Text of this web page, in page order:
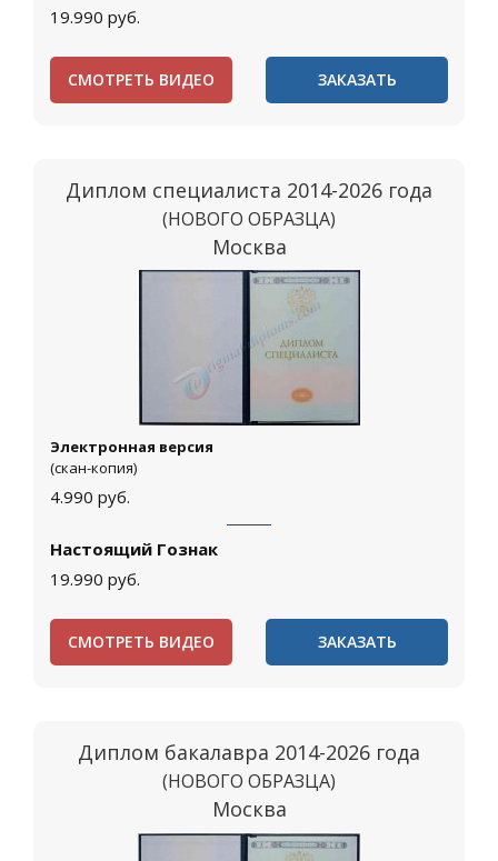
19.990 руб.
СМОТРЕТЬ ВИДЕО ЗАКАЗАТЬ
Диплом специалиста 2014-2026 года
(НОВОГО ОБРАЗЦА)
Москва
Электронная версия
(скан-копия)
4.990 руб.
Настоящий Гознак
19.990 руб.
СМОТРЕТЬ ВИДЕО ЗАКАЗАТЬ
Диплом бакалавра 2014-2026 года
(НОВОГО ОБРАЗЦА)
Москва